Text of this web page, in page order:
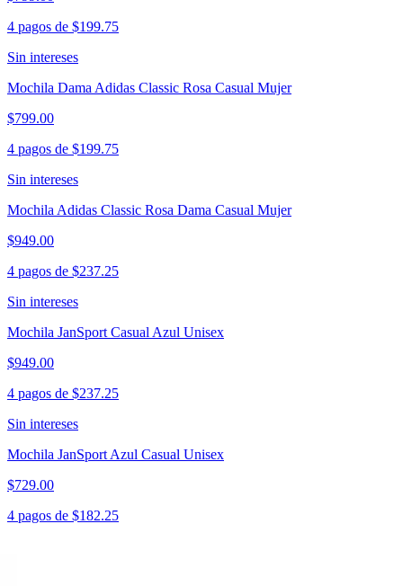
4 pagos de $199.75
Sin intereses
Mochila Dama Adidas Classic Rosa Casual Mujer
$799.00
4 pagos de $199.75
Sin intereses
Mochila Adidas Classic Rosa Dama Casual Mujer
$949.00
4 pagos de $237.25
Sin intereses
Mochila JanSport Casual Azul Unisex
$949.00
4 pagos de $237.25
Sin intereses
Mochila JanSport Azul Casual Unisex
$729.00
4 pagos de $182.25